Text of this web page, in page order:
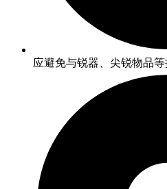
应避免与锐器、尖锐物品等